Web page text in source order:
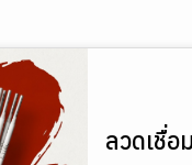
ลวดเชื่อ